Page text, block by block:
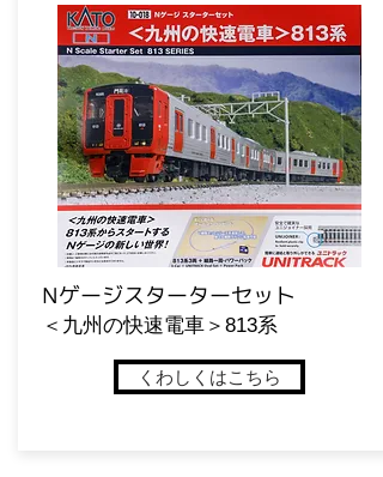
​Nゲージスターターセット
​＜九州の快速電車＞813系
くわしくはこちら